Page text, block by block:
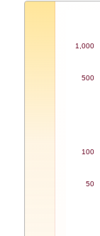
50
100
500
1,000